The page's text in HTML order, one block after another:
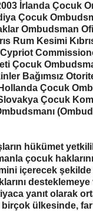
İrlanda Çocuk
Çocuk
Ombudsman
Rum Kesimi
Cypriot
Çocuk
Bağımsız
Çocuk
Çocuk
hükümet
çocuk
içerecek
yanıt olarak
ülkesinde,